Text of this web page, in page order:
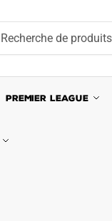
PREMIER LEAGUE